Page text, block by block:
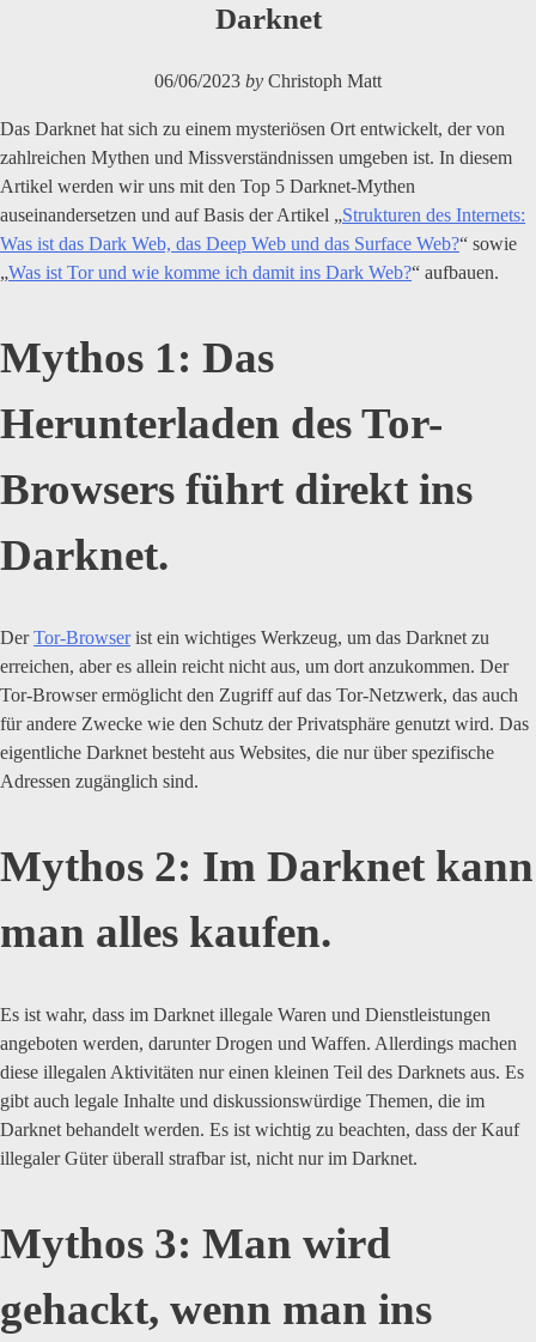
Darknet
06/06/2023 by Christoph Matt
Das Darknet hat sich zu einem mysteriösen Ort entwickelt, der von
zahlreichen Mythen und Missverständnissen umgeben ist. In diesem
Artikel werden wir uns mit den Top 5 Darknet-Mythen
auseinandersetzen und auf Basis der Artikel „Strukturen des Internets:
Was ist das Dark Web, das Deep Web und das Surface Web?“ sowie
„Was ist Tor und wie komme ich damit ins Dark Web?“ aufbauen.
Mythos 1: Das
Herunterladen des Tor-
Browsers führt direkt ins
Darknet.
DerTor-Browserist ein wichtiges Werkzeug, um das Darknet zu
erreichen, aber es allein reicht nicht aus, um dort anzukommen. Der
Tor-Browser ermöglicht den Zugriff auf das Tor-Netzwerk, das auch
für andere Zwecke wie den Schutz der Privatsphäre genutzt wird. Das
eigentliche Darknet besteht aus Websites, die nur über spezifische
Adressen zugänglich sind.
Mythos 2: Im Darknet kann
man alles kaufen.
Es ist wahr, dass im Darknet illegale Waren und Dienstleistungen
angeboten werden, darunter Drogen und Waffen. Allerdings machen
diese illegalen Aktivitäten nur einen kleinen Teil des Darknets aus. Es
gibt auch legale Inhalte und diskussionswürdige Themen, die im
Darknet behandelt werden. Es ist wichtig zu beachten, dass der Kauf
illegaler Güter überall strafbar ist, nicht nur im Darknet.
Mythos 3: Man wird
gehackt, wenn man ins